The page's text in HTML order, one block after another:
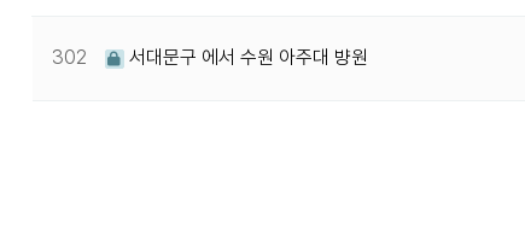
302 서대문구 에서 수원 아주대 뱡원